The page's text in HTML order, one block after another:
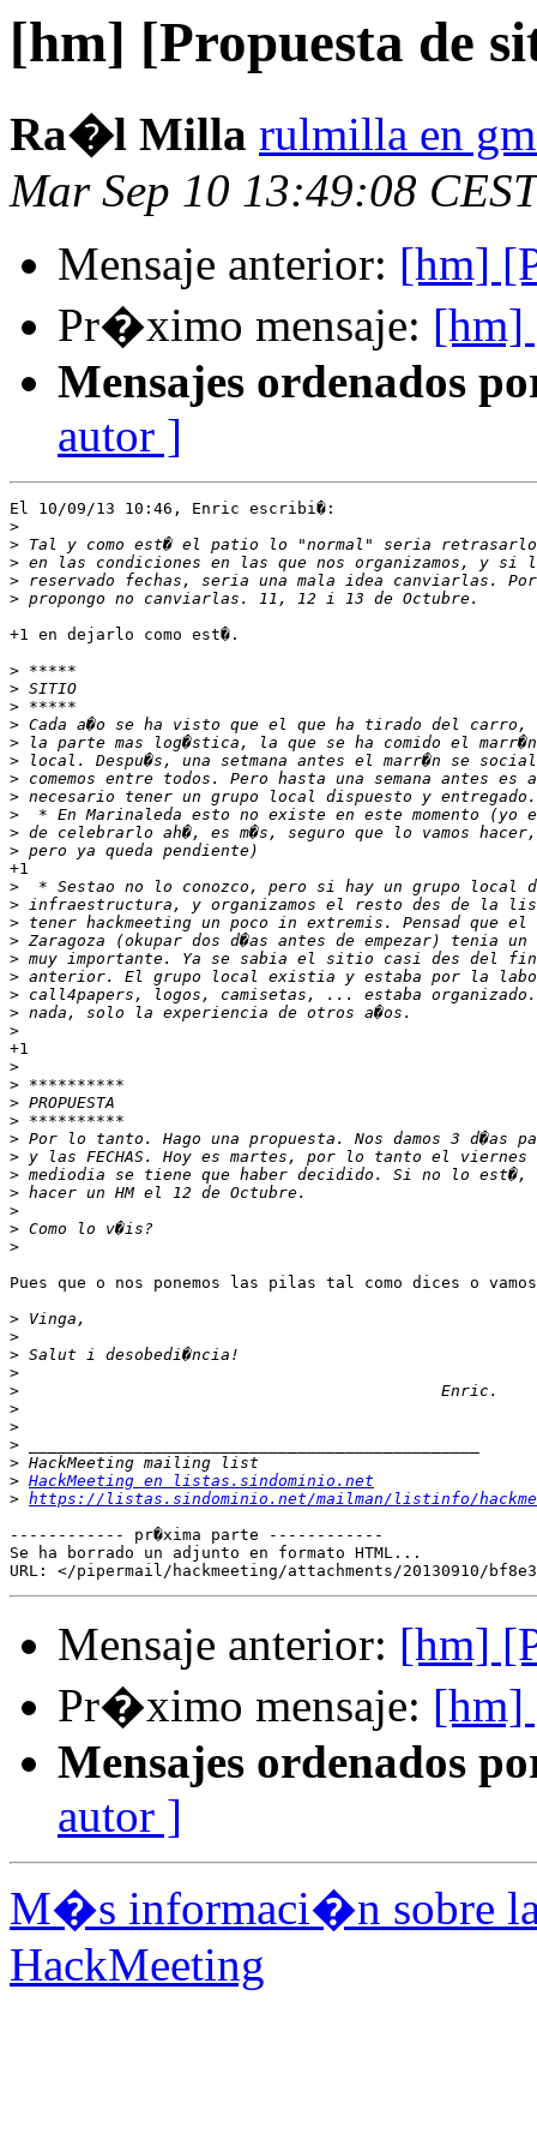
[hm] [Propuesta de
Ra�l Milla rulmilla en
Mar Sep 10 13:49:08
Mensaje anterior: [hm]
Pr�ximo mensaje: [hm]
Mensajes ordenados
autor ]
El 10/09/13 10:46, Enric escribi�:
>
>
>
>
>
+1 en dejarlo como est�.
>
>
>
>
>
>
>
>
>
>
>
+1
>
>
>
>
>
>
>
>
>
+1
>
>
>
>
>
>
>
>
>
>
>
Pues que o nos ponemos las pilas tal como dices o
>
>
>
>
>
>
>
>
>
> HackMeeting en listas.sindominio.net
> https://listas.sindominio.net/mailman/listinfo/
------------ pr�xima parte ------------
Se ha borrado un adjunto en formato HTML...
Mensaje anterior: [hm]
Pr�ximo mensaje: [hm]
Mensajes ordenados
autor ]
M�s informaci�n sobre
HackMeeting